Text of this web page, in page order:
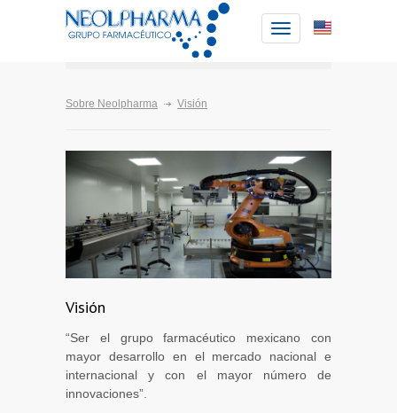
Toggle
navigation
Sobre Neolpharma Visión
Visión
“Ser el grupo farmacéutico mexicano con
mayor desarrollo en el mercado nacional e
internacional y con el mayor número de
innovaciones”.